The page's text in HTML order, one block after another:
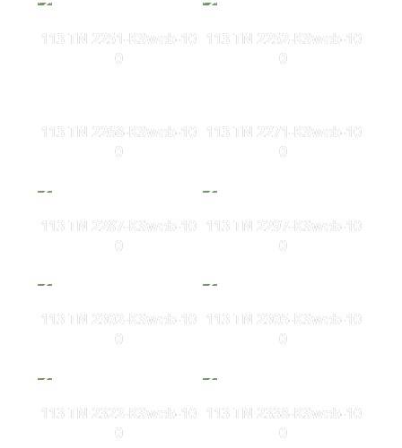
113 TN 2251-KSweb-10
0
113 TN 2252-KSweb-10
0
113 TN 2268-KSweb-10
0
113 TN 2271-KSweb-10
0
113 TN 2287-KSweb-10
0
113 TN 2297-KSweb-10
0
113 TN 2302-KSweb-10
0
113 TN 2305-KSweb-10
0
113 TN 2322-KSweb-10
0
113 TN 2338-KSweb-10
0